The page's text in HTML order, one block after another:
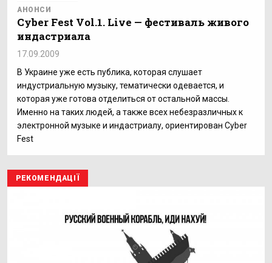
АНОНСИ
Cyber Fest Vol.1. Live — фестиваль живого
индастриала
17.09.2009
В Украине уже есть публика, которая слушает
индустриальную музыку, тематически одевается, и
которая уже готова отделиться от остальной массы.
Именно на таких людей, а также всех небезразличных к
электронной музыке и индастриалу, ориентирован Cyber
Fest
РЕКОМЕНДАЦІЇ